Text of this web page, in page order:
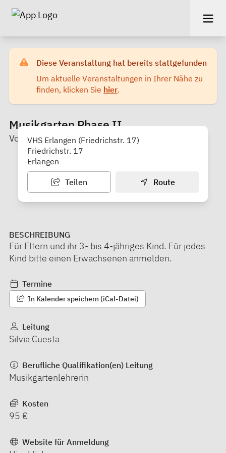
Diese Veranstaltung hat bereits stattgefunden
Um aktuelle Veranstaltungen in Ihrer Nähe zu
finden, klicken Sie hier.
Musikgarten Phase II.
Volkshochschule Erlangen
VHS Erlangen (Friedrichstr. 17)
Friedrichstr. 17
Erlangen
Teilen Route
BESCHREIBUNG
Für Eltern und ihr 3- bis 4-jähriges Kind. Für jedes
Kind bitte einen Erwachsenen anmelden.
Termine
In Kalender speichern (iCal-Datei)
Leitung
Silvia Cuesta
Berufliche Qualifikation(en) Leitung
Musikgartenlehrerin
Kosten
95 €
Website für Anmeldung